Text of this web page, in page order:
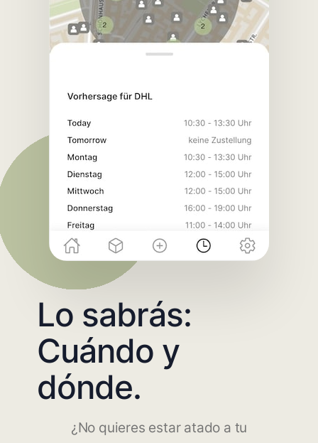
Lo sabrás:
Cuándo y
dónde.
¿No quieres estar atado a tu